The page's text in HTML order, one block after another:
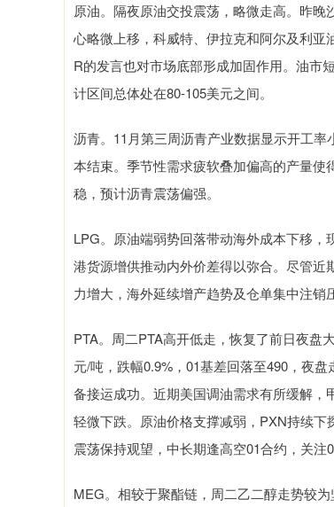
原油。隔夜原油交投震荡，略微走高。昨
心略微上移，科威特、伊拉克和阿尔及利
R的发言也对市场底部形成加固作用。油市
计区间总体处在80-105美元之间。
沥青。11月第三周沥青产业数据显示开工
本结束。季节性需求疲软叠加偏高的产量
稳，预计沥青震荡偏强。
LPG。原油端弱势回落带动海外成本下移
港货源增供推动内外价差得以弥合。尽管
力增大，海外延续增产趋势及仓单集中注销
PTA。周二PTA高开低走，恢复了前日夜盘
元/吨，跌幅0.9%，01基差回落至490，夜
备接运成功。近期美国调油需求有所缓解
轻微下跌。原油价格支撑减弱，PXN持续
震荡保持观望，中长期逢高空01合约，关注
MEG。相较于聚酯链，周二乙二醇走势较